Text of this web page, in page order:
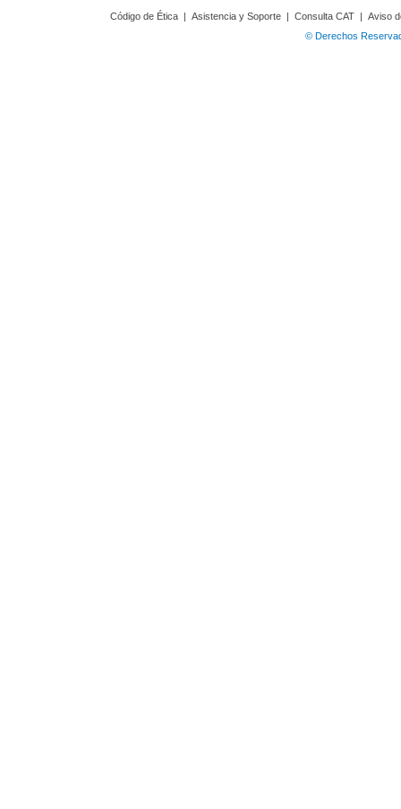
Código de Ética | Asistencia y Soporte | Consulta CAT | Aviso
© Derechos